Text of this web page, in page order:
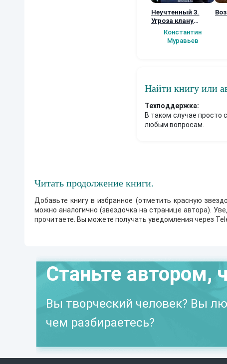
Неучтенный 3.
Угроза клану
(Альтернативное
продолжение)
Константин
Муравьев
Найти книгу или
Техподдержка:
В таком случае просто
любым вопросам.
Читать продолжение книги.
Добавьте книгу в избранное (отметить красную
можно аналогично (звездочка на странице автора).
прочитаете. Вы можете получать уведомления через
Станьте автором,
Вы творческий человек? Вы
чем разбираетесь?